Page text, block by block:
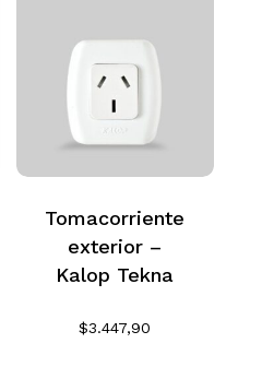
Tomacorriente
exterior –
Kalop Tekna
$3.447,90